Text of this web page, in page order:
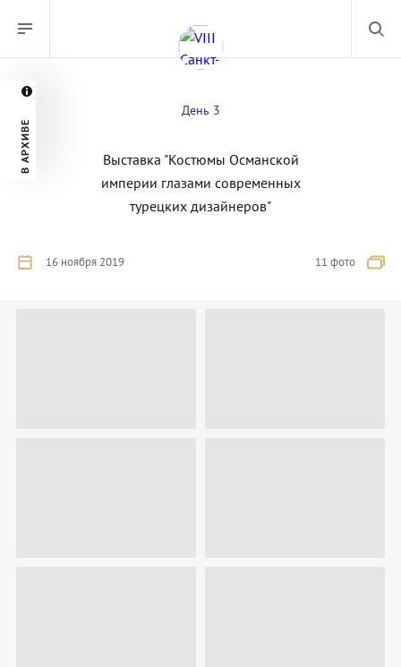
В АРХИВЕ
День 3
Выставка "Костюмы Османской
империи глазами современных
турецких дизайнеров"
16 ноября 2019 11 фото